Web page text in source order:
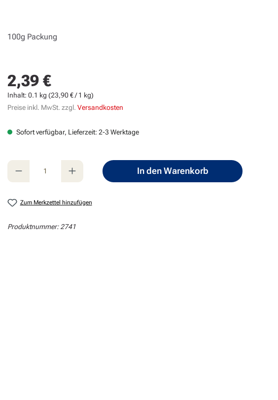
100g Packung
Regulärer Preis:
2,39 €
Inhalt:0.1 kg(23,90 € / 1 kg)
Preise inkl. MwSt. zzgl.Versandkosten
Sofort verfügbar, Lieferzeit: 2-3 Werktage
Produkt Anzahl: Gib den gewünschten Wert ein
In den Warenkorb
Zum Merkzettel hinzufügen
Produktnummer:2741